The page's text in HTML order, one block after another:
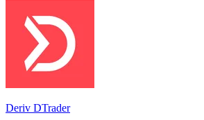
Deriv DTrader